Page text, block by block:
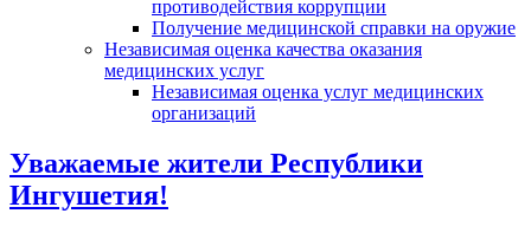
противодействия коррупции
Получение медицинской справки на оружие
Независимая оценка качества оказания
медицинских услуг
Независимая оценка услуг медицинскиx
организаций
Уважаемые жители Республики
Ингушетия!